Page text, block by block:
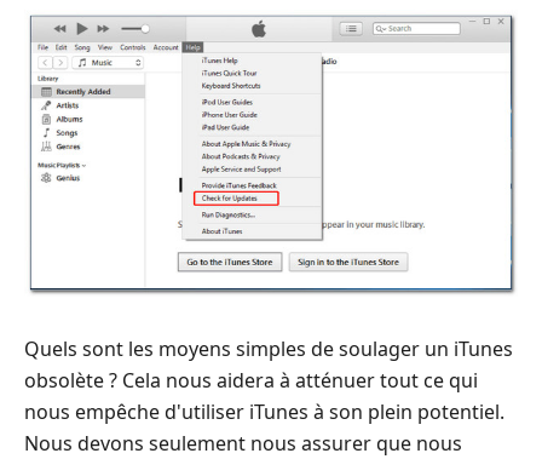
Quels sont les moyens simples de soulager un iTunes
obsolète ? Cela nous aidera à atténuer tout ce qui
nous empêche d'utiliser iTunes à son plein potentiel.
Nous devons seulement nous assurer que nous